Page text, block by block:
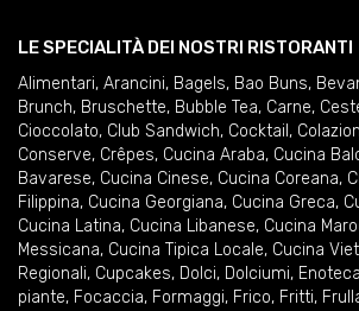
LE SPECIALITÀ DEI NOSTRI RISTORANTI
Alimentari, Arancini, Bagels, Bao Buns,
Brunch, Bruschette, Bubble Tea, Carne,
Cioccolato, Club Sandwich, Cocktail ,
Conserve, Crêpes, Cucina Araba, Cucina
Bavarese, Cucina Cinese, Cucina Coreana,
Filippina, Cucina Georgiana, Cucina Greca,
Cucina Latina, Cucina Libanese, Cucina
Messicana, Cucina Tipica Locale, Cucina
Regionali, Cupcakes, Dolci, Dolciumi, Enoteca
piante, Focaccia, Formaggi, Frico, Fritti,